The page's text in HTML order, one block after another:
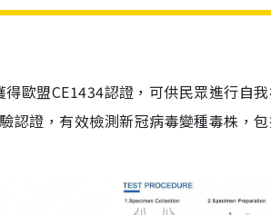
歐盟CE1434認證，可供民眾進行自
認證，有效檢測新冠病毒變種毒株，